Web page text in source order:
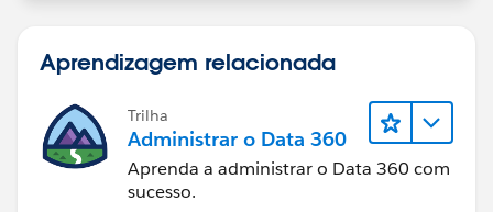
Aprendizagem relacionada
Trilha
Administrar o Data 360
Aprenda a administrar o Data 360 com
sucesso.